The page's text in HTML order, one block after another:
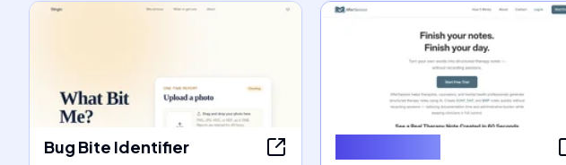
Bug Bite Identifier